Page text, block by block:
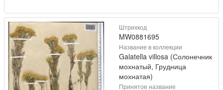
Штрихкод
MW0881695
Название в коллекции
Galatella villosa (Солонечник
мохнатый, Грудница
мохнатая)
Принятое название